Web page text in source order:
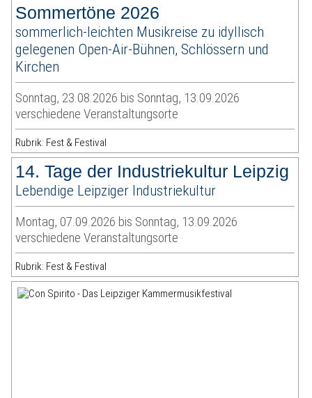
Sommertöne 2026
sommerlich-leichten Musikreise zu idyllisch
gelegenen Open-Air-Bühnen, Schlössern und
Kirchen
Sonntag, 23.08.2026 bis Sonntag, 13.09.2026
verschiedene Veranstaltungsorte
Rubrik: Fest & Festival
14. Tage der Industriekultur Leipzig
Lebendige Leipziger Industriekultur
Montag, 07.09.2026 bis Sonntag, 13.09.2026
verschiedene Veranstaltungsorte
Rubrik: Fest & Festival